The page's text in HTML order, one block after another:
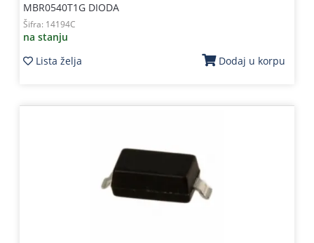
MBR0540T1G DIODA
Šifra: 14194C
na stanju
Lista želja
Dodaj u korpu